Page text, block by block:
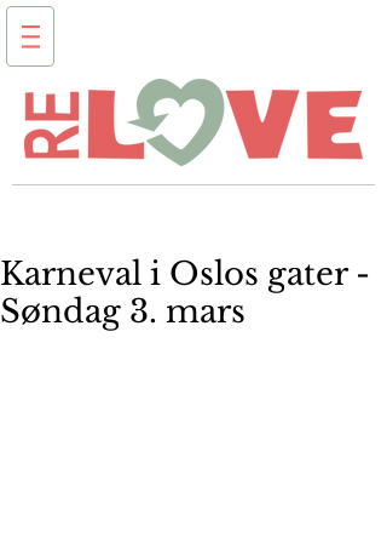
Karneval i Oslos gater -
Søndag 3. mars